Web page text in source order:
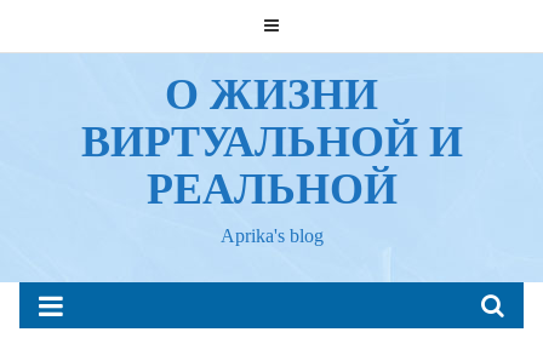
к
О ЖИЗНИ
ВИРТУАЛЬНОЙ И
РЕАЛЬНОЙ
Aprika's blog